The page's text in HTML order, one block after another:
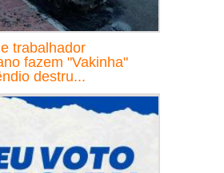
trabalhador
fazem "Vakinha"
destru...